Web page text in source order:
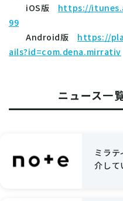
iOS版 https://
99
Android版 https://
ails?id=com.dena.mirrativ
ニュース一
ミラ
介して